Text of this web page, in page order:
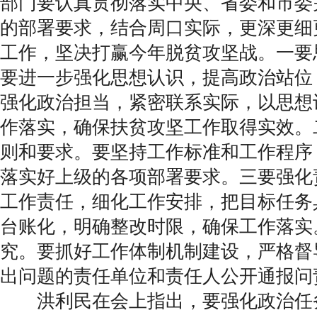
的部署要求，结合周口实际，更深更
工作，坚决打赢今年脱贫攻坚战。一
要进一步强化思想认识，提高政治站
强化政治担当，紧密联系实际，以思
作落实，确保扶贫攻坚工作取得实效
则和要求。要坚持工作标准和工作程
落实好上级的各项部署要求。三要强
工作责任，细化工作安排，把目标任
台账化，明确整改时限，确保工作落
究。要抓好工作体制机制建设，严格
出问题的责任单位和责任人公开通报
洪利民在会上指出，要强化政治任